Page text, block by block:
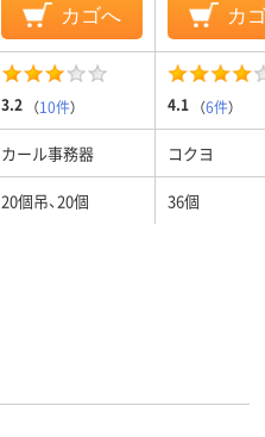
カゴへ カ
3.2 （10件） 4.1 （6件）
カール事務器 コクヨ
20個吊、20個 36個